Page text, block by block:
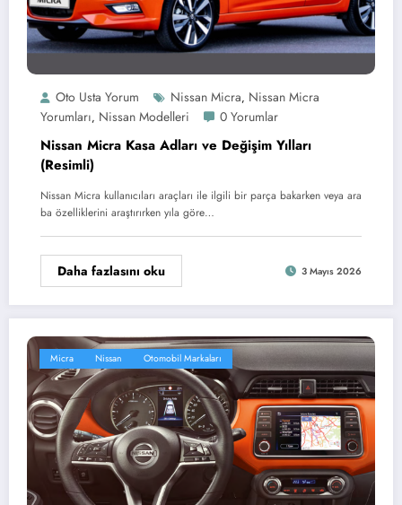
Oto Usta Yorum Nissan Micra, Nissan Micra
Yorumları, Nissan Modelleri 0 Yorumlar
Nissan Micra Kasa Adları ve Değişim Yılları
(Resimli)
Nissan Micra kullanıcıları araçları ile ilgili bir parça bakarken veya ara
ba özelliklerini araştırırken yıla göre…
Daha fazlasını oku 3 Mayıs 2026
Micra Nissan Otomobil Markaları